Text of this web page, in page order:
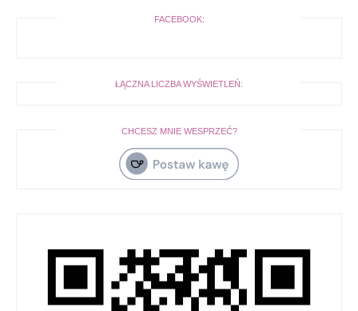
FACEBOOK:
ŁĄCZNA LICZBA WYŚWIETLEŃ:
CHCESZ MNIE WESPRZEĆ?